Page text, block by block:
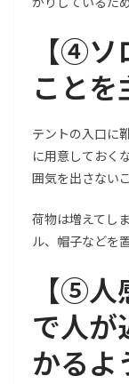
【④ソ
ことを
テントの入口に
に用意しておく
囲気を出さない
荷物は増えてし
ル、帽子などを
【⑤人
で人が
かるよ